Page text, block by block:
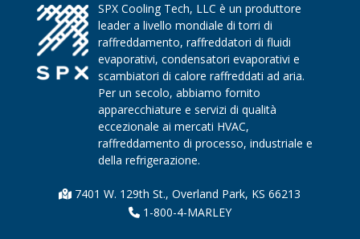
SPX Cooling Tech, LLC è un produttore
leader a livello mondiale di torri di
raffreddamento, raffreddatori di fluidi
evaporativi, condensatori evaporativi e
scambiatori di calore raffreddati ad aria.
Per un secolo, abbiamo fornito
apparecchiature e servizi di qualità
eccezionale ai mercati HVAC,
raffreddamento di processo, industriale e
della refrigerazione.
7401 W. 129th St., Overland Park, KS 66213
1-800-4-MARLEY